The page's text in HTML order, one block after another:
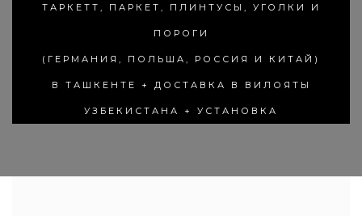
ТАРКЕТТ, ПАРКЕТ, ПЛИНТУСЫ, УГОЛКИ И
ПОРОГИ
(ГЕРМАНИЯ, ПОЛЬША, РОССИЯ И КИТАЙ)
В ТАШКЕНТЕ + ДОСТАВКА В ВИЛОЯТЫ
УЗБЕКИСТАНА + УСТАНОВКА